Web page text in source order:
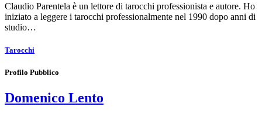
Claudio Parentela è un lettore di tarocchi professionista e autore. Ho
iniziato a leggere i tarocchi professionalmente nel 1990 dopo anni di
studio…
Tarocchi
Profilo Pubblico
Domenico Lento